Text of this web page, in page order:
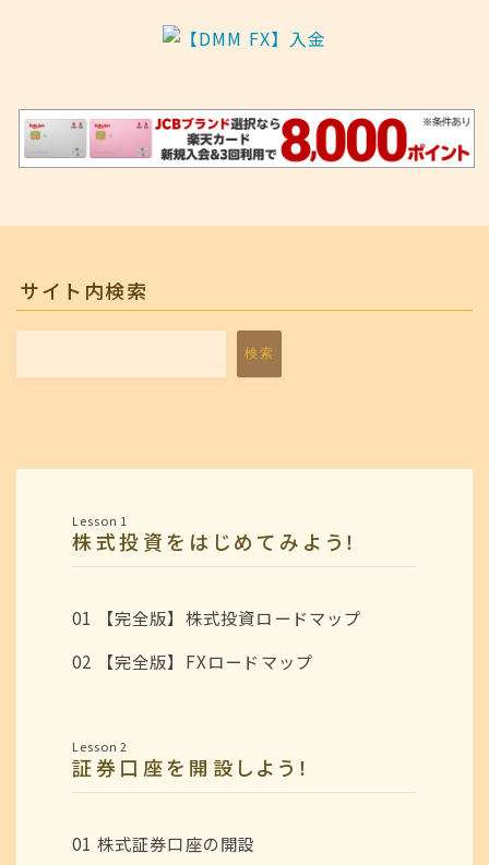
サイト内検索
検索
Lesson 1
株式投資をはじめてみよう！
01 【完全版】株式投資ロードマップ
02 【完全版】FXロードマップ
Lesson 2
証券口座を開設しよう！
01 株式証券口座の開設